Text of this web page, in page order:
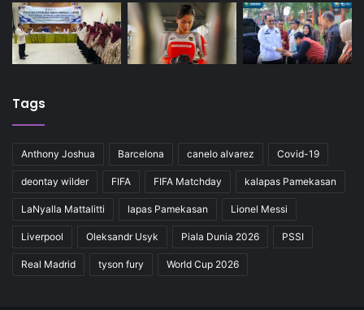
Tags
Anthony Joshua Barcelona canelo alvarez Covid-19
deontay wilder FIFA FIFA Matchday kalapas Pamekasan
LaNyalla Mattalitti lapas Pamekasan Lionel Messi
Liverpool Oleksandr Usyk Piala Dunia 2026 PSSI
Real Madrid tyson fury World Cup 2026